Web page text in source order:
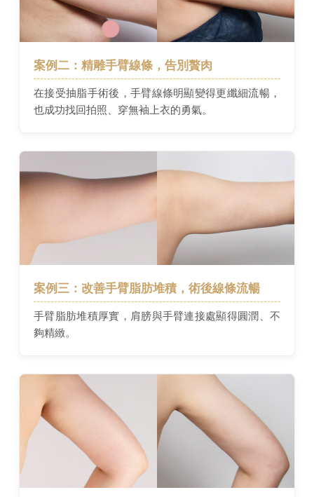
案例二：精雕手臂線條，告別贅肉
在接受抽脂手術後，手臂線條明顯變得更纖細流暢，
也成功找回拍照、穿無袖上衣的勇氣。
案例三：改善手臂脂肪堆積，術後線條流暢
手臂脂肪堆積厚實，肩膀與手臂連接處顯得圓潤、不
夠精緻。